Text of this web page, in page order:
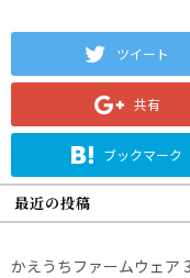
ツイート
共有
ブックマーク
最近の投稿
かえうちファームウェア